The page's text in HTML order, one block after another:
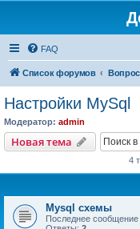
FAQ
Список форумов
Настройки MySql
Модератор: admin
Новая тема
4
Mysql схемы
Последнее сообщение